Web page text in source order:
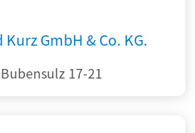
GmbH & Co. KG.
17-21